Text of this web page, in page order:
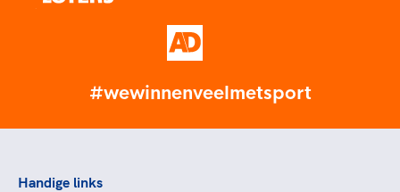
#wewinnenveelmetsport
Handige links